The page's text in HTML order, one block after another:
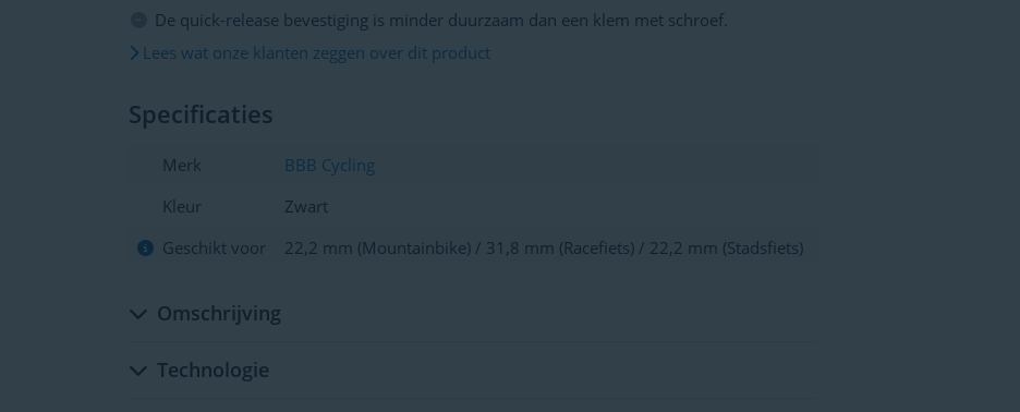
De quick-release bevestiging is minder duurzaam dan een klem met schroef.
Lees wat onze klanten zeggen over dit product
Specificaties
Merk
BBB Cycling
Kleur
Zwart
Geschikt voor
22,2 mm (Mountainbike) / 31,8 mm (Racefiets) / 22,2 mm (Stadsfiets)
Omschrijving
Technologie